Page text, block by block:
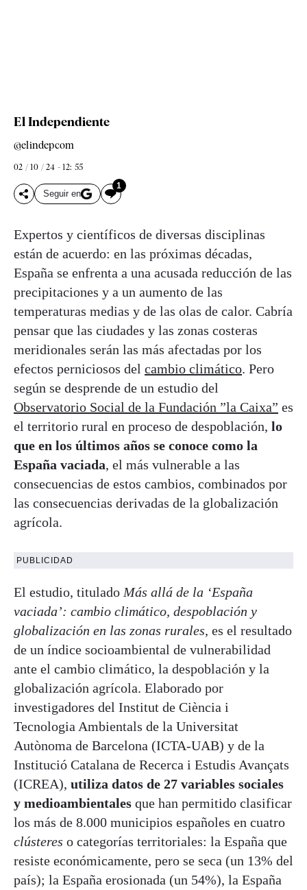
El Independiente
@elindepcom
02 / 10 / 24 - 12: 55
Seguir en
1
Expertos y científicos de diversas disciplinas
están de acuerdo: en las próximas décadas,
España se enfrenta a una acusada reducción de las
precipitaciones y a un aumento de las
temperaturas medias y de las olas de calor. Cabría
pensar que las ciudades y las zonas costeras
meridionales serán las más afectadas por los
efectos perniciosos del cambio climático. Pero
según se desprende de un estudio del
Observatorio Social de la Fundación ”la Caixa” es
el territorio rural en proceso de despoblación, lo
que en los últimos años se conoce como la
España vaciada, el más vulnerable a las
consecuencias de estos cambios, combinados por
las consecuencias derivadas de la globalización
agrícola.
PUBLICIDAD
El estudio, titulado Más allá de la ‘España
vaciada’: cambio climático, despoblación y
globalización en las zonas rurales, es el resultado
de un índice socioambiental de vulnerabilidad
ante el cambio climático, la despoblación y la
globalización agrícola. Elaborado por
investigadores del Institut de Ciència i
Tecnologia Ambientals de la Universitat
Autònoma de Barcelona (ICTA-UAB) y de la
Institució Catalana de Recerca i Estudis Avançats
(ICREA), utiliza datos de 27 variables sociales
y medioambientales que han permitido clasificar
los más de 8.000 municipios españoles en cuatro
clústeres o categorías territoriales: la España que
resiste económicamente, pero se seca (un 13% del
país); la España erosionada (un 54%), la España